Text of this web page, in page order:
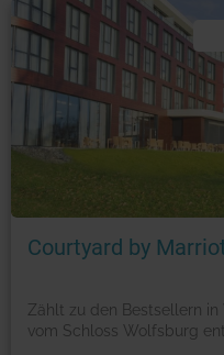
Courtyard by
Zählt zu den Bestsellern
vom Schloss Wolfsburg